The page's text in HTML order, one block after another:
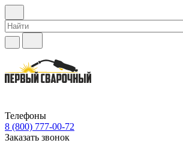
Телефоны
8 (800) 777-00-72
Заказать звонок